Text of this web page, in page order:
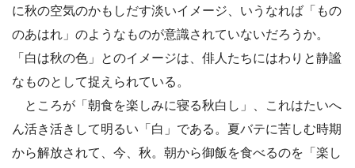
に秋の空気のかもしだす淡いイメージ、いうなれば「もの
のあはれ」のようなものが意識されていないだろうか。
「白は秋の色」とのイメージは、俳人たちにはわりと静謐
なものとして捉えられている。
ところが「朝食を楽しみに寝る秋白し」、これはたいへ
ん活き活きして明るい「白」である。夏バテに苦しむ時期
から解放されて、今、秋。朝から御飯を食べるのを「楽し